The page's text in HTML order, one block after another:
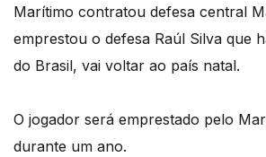
Marítimo contratou defesa central
emprestou o defesa Raúl Silva que
do Brasil, vai voltar ao país natal.
O jogador será emprestado pelo
durante um ano.